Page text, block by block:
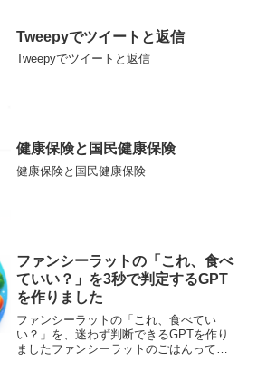
ました。よく似たプラグインもあり、こ
ちら...
Tweepyでツイートと返信
Tweepyでツイートと返信
健康保険と国民健康保険
健康保険と国民健康保険
ファンシーラットの「これ、食べ
ていい？」を3秒で判定するGPT
を作りました
ファンシーラットの「これ、食べてい
い？」を、迷わず判断できるGPTを作り
ましたファンシーラットのごはんって、